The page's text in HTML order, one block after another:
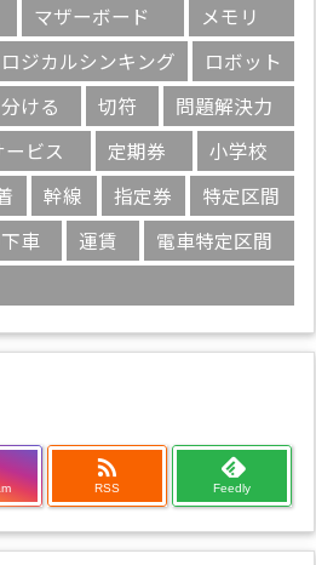
マザーボード
メモリ
ロジカルシンキング
ロボット
分ける 切符
問題解決力
ビス 定期券
小学校
幹線 指定券
特定区間
車 運賃
電車特定区間

RSS Feedly